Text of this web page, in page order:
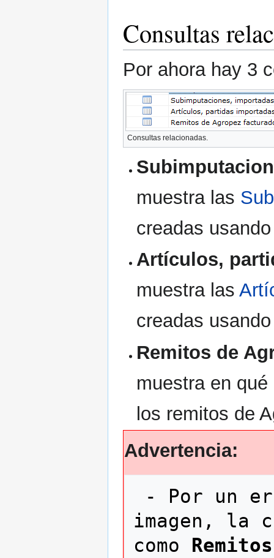
Consultas
Por ahora hay 3
Consultas relacionadas.
muestra las
creadas
Artículos,
muestra las
creadas
Remitos de
muestra en
los remitos de
Advertencia:
imagen, la
como